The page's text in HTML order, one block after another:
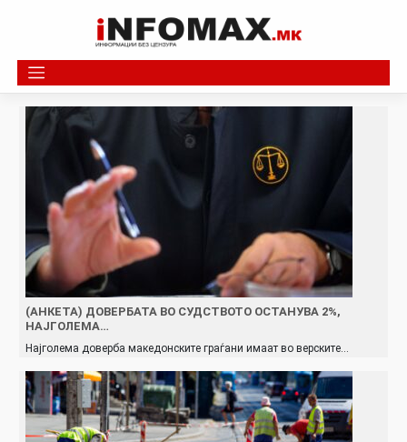
(АНКЕТА) ДОВЕРБАТА ВО СУДСТВОТО ОСТАНУВА 2%,
НАЈГОЛЕМА…
Најголема доверба македонските граѓани имаат во верските…